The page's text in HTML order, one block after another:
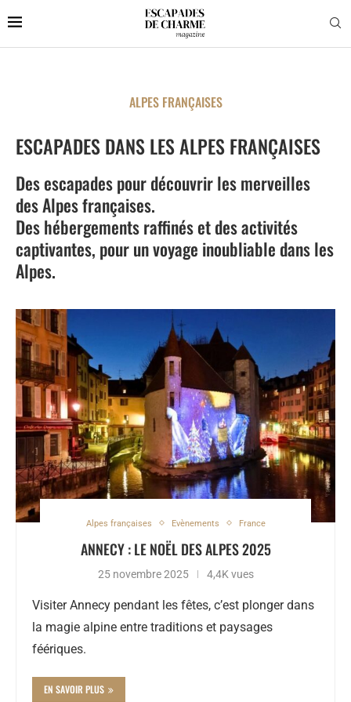
ALPES FRANÇAISES
ESCAPADES DANS LES ALPES FRANÇAISES
Des escapades pour découvrir les merveilles
des Alpes françaises.
Des hébergements raffinés et des activités
captivantes, pour un voyage inoubliable dans les
Alpes.
Alpes françaises Evènements France
ANNECY : LE NOËL DES ALPES 2025
25 novembre 2025 4,4K vues
Visiter Annecy pendant les fêtes, c’est plonger dans
la magie alpine entre traditions et paysages
féériques.
EN SAVOIR PLUS